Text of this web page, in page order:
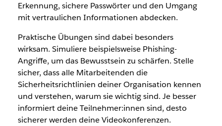
Erkennung, sichere Passwörter und den Umgang
mit vertraulichen Informationen abdecken.
Praktische Übungen sind dabei besonders
wirksam. Simuliere beispielsweise Phishing-
Angriffe, um das Bewusstsein zu schärfen. Stelle
sicher, dass alle Mitarbeitenden die
Sicherheitsrichtlinien deiner Organisation kennen
und verstehen, warum sie wichtig sind. Je besser
informiert deine Teilnehmer:innen sind, desto
sicherer werden deine Videokonferenzen.